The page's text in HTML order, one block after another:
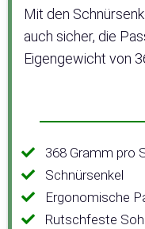
Mit den
auch sicher, die
Eigengewicht von
368 Gramm pro
Schnürsenkel
Ergonomische
Rutschfeste